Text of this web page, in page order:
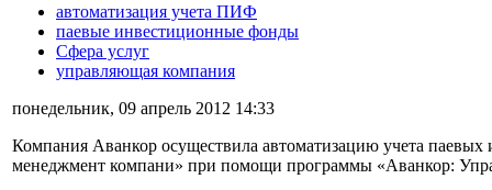
автоматизация учета ПИФ
паевые инвестиционные фонды
Сфера услуг
управляющая компания
понедельник, 09 апрель 2012 14:33
Компания Аванкор осуществила автоматизацию учета
менеджмент компани» при помощи программы «Аванкор: